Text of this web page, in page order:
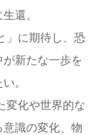
還。
に期待し、恐
新たな一歩を
。
化や世界的な
識の変化、物